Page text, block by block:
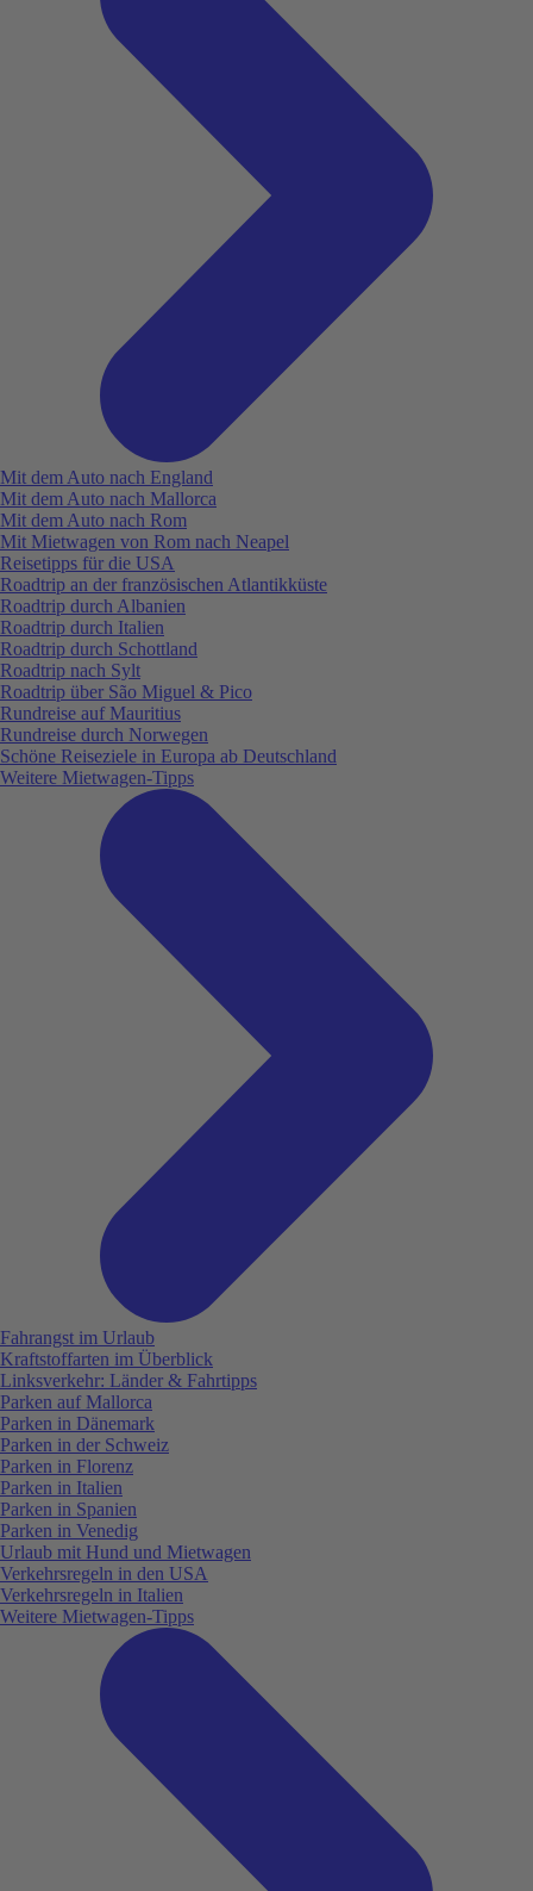
Mit dem Auto nach England
Mit dem Auto nach Mallorca
Mit dem Auto nach Rom
Mit Mietwagen von Rom nach Neapel
Reisetipps für die USA
Roadtrip an der französischen Atlantikküste
Roadtrip durch Albanien
Roadtrip durch Italien
Roadtrip durch Schottland
Roadtrip nach Sylt
Roadtrip über São Miguel & Pico
Rundreise auf Mauritius
Rundreise durch Norwegen
Schöne Reiseziele in Europa ab Deutschland
Weitere Mietwagen-Tipps
Fahrangst im Urlaub
Kraftstoffarten im Überblick
Linksverkehr: Länder & Fahrtipps
Parken auf Mallorca
Parken in Dänemark
Parken in der Schweiz
Parken in Florenz
Parken in Italien
Parken in Spanien
Parken in Venedig
Urlaub mit Hund und Mietwagen
Verkehrsregeln in den USA
Verkehrsregeln in Italien
Weitere Mietwagen-Tipps